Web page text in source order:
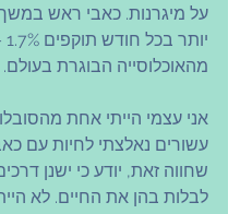
מהאוכלוסייה הבוגרת בעולם.
אני עצמי הייתי אחת
עשורים נאלצתי לחיות עם
שחווה זאת, יודע כי ישנן
לבלות בהן את החיים. לא